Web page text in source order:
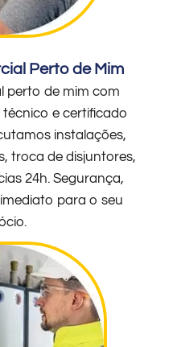
Perto de Mim
perto de mim com
e certificado
instalações,
troca de disjuntores,
24h. Segurança,
para o seu